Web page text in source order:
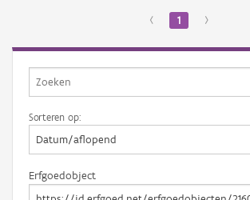
‹ 1 ›
Sorteren op:
Erfgoedobject